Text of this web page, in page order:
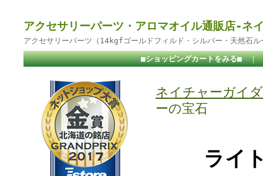
アクセサリーパーツ・アロマオイル通販店-ネ
アクセサリーパーツ（14kgfゴールドフィルド・シルバー・天然石
■ショッピングカートをみる■ ｜
ネイチャーガイ
ーの宝石
ライ